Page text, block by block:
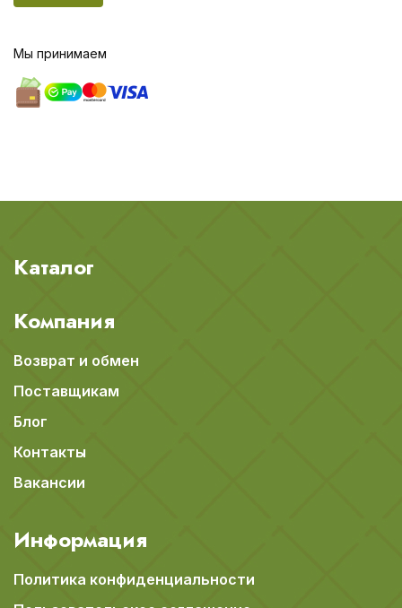
Мы принимаем
Каталог
Компания
Возврат и обмен
Поставщикам
Блог
Контакты
Вакансии
Информация
Политика конфиденциальности